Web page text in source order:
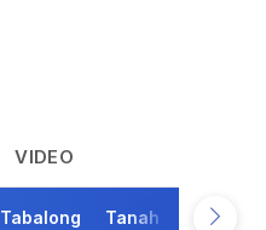
VIDEO
Tabalong Tanah Bumbu